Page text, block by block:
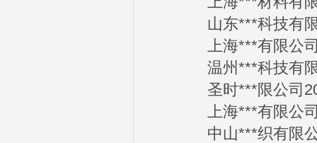
山东***科技有限
上海***有限公司
温州***科技有限
圣时***限公司
上海***有限公司
中山***织有限公